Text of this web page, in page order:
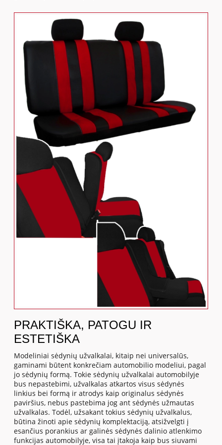
PRAKTIŠKA, PATOGU IR
ESTETIŠKA
Modeliniai sėdynių užvalkalai, kitaip nei universalūs,
gaminami būtent konkrečiam automobilio modeliui, pagal
jo sėdynių formą. Tokie sėdynių užvalkalai automobilyje
bus nepastebimi, užvalkalas atkartos visus sėdynės
linkius bei formą ir atrodys kaip originalus sėdynės
paviršius, nebus pastebima jog ant sėdynės užmautas
užvalkalas. Todėl, užsakant tokius sėdynių užvalkalus,
būtina žinoti apie sėdynių komplektaciją, atsižvelgti į
esančius porankius ar galinės sėdynės dalinio atlenkimo
funkcijas automobilyje, visa tai įtakoja kaip bus siuvami